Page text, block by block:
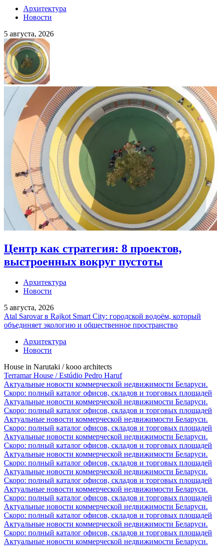
Архитектура
Новости
5 августа, 2026
Центр как стратегия: 8 проектов,
выстроенных вокруг пустоты
Архитектура
Новости
5 августа, 2026
Atal Sarovar в Rajkot Smart City: городской водоём, который
объединяет экологию и общественное пространство
Архитектура
Новости
House in Narutaki / kooo architects
Terramar House / Estúdio Pedro Haruf
Актуальные новости коммерческой недвижимости Беларуси.
Скоро: полный каталог офисов, складов и торговых площадей
Актуальные новости коммерческой недвижимости Беларуси.
Скоро: полный каталог офисов, складов и торговых площадей
Актуальные новости коммерческой недвижимости Беларуси.
Скоро: полный каталог офисов, складов и торговых площадей
Актуальные новости коммерческой недвижимости Беларуси.
Скоро: полный каталог офисов, складов и торговых площадей
Актуальные новости коммерческой недвижимости Беларуси.
Скоро: полный каталог офисов, складов и торговых площадей
Актуальные новости коммерческой недвижимости Беларуси.
Скоро: полный каталог офисов, складов и торговых площадей
Актуальные новости коммерческой недвижимости Беларуси.
Скоро: полный каталог офисов, складов и торговых площадей
Актуальные новости коммерческой недвижимости Беларуси.
Скоро: полный каталог офисов, складов и торговых площадей
Актуальные новости коммерческой недвижимости Беларуси.
Скоро: полный каталог офисов, складов и торговых площадей
Актуальные новости коммерческой недвижимости Беларуси.